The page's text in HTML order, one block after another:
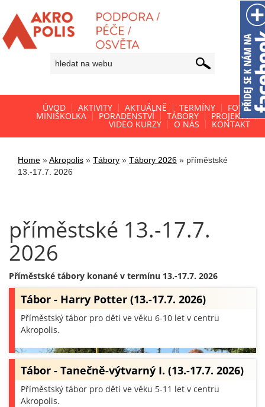
ÚVOD AKTIVITY AKTUÁLNĚ TERMÍNY FOTO
MINIŠKOLKA PORADENSTVÍ TÁBORY PROJEKTY
VIDEO KURZY O NÁS KONTAKT
Home »Akropolis » Tábory » Tábory 2026 » příměstské
13.-17.7. 2026
příměstské 13.-17.7.
2026
Příměstské tábory konané v termínu 13.-17.7. 2026
Tábor - Harry Potter (13.-17.7. 2026)
Příměstský tábor pro děti ve věku 6-10 let v centru
Akropolis.
Tábor - Tanečně-výtvarný I. (13.-17.7. 2026)
Příměstský tábor pro děti ve věku 5-11 let v centru
Akropolis.